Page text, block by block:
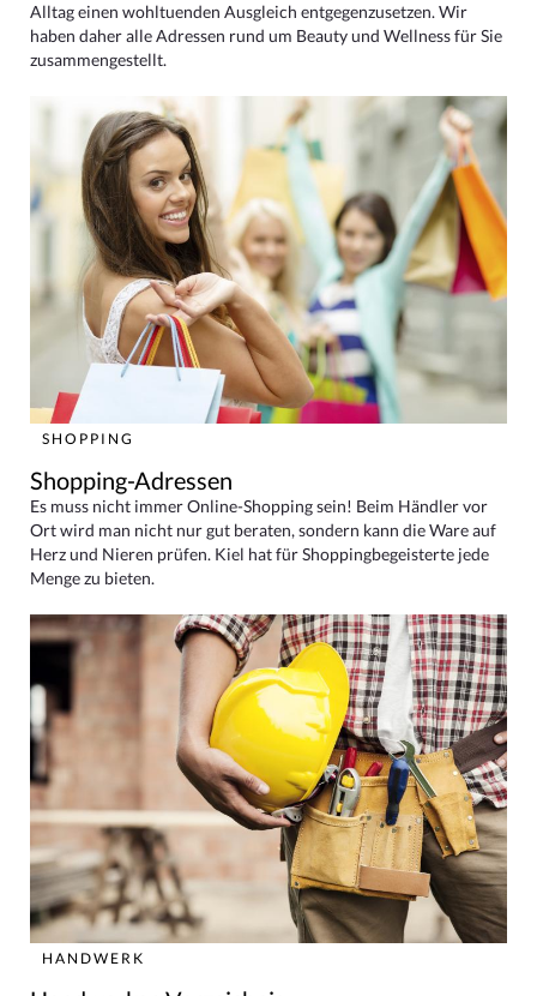
Alltag einen wohltuenden Ausgleich entgegenzusetzen. Wir
haben daher alle Adressen rund um Beauty und Wellness für Sie
zusammengestellt.
SHOPPING
Shopping-Adressen
Es muss nicht immer Online-Shopping sein! Beim Händler vor
Ort wird man nicht nur gut beraten, sondern kann die Ware auf
Herz und Nieren prüfen. Kiel hat für Shoppingbegeisterte jede
Menge zu bieten.
HANDWERK